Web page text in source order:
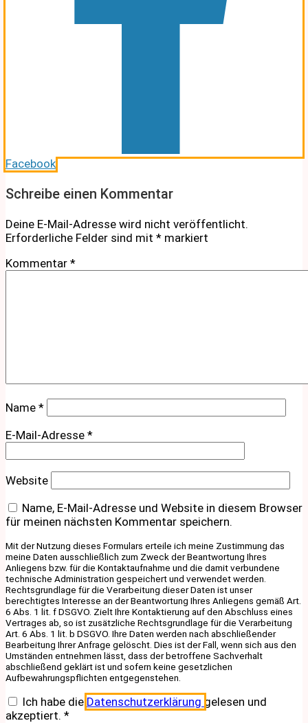
Facebook
Schreibe einen Kommentar
Deine E-Mail-Adresse wird nicht veröffentlicht.
Erforderliche Felder sind mit * markiert
Kommentar *
Name *
E-Mail-Adresse *
Website
Name, E-Mail-Adresse und Website in diesem Browser
für meinen nächsten Kommentar speichern.
Mit der Nutzung dieses Formulars erteile ich meine Zustimmung das
meine Daten ausschließlich zum Zweck der Beantwortung Ihres
Anliegens bzw. für die Kontaktaufnahme und die damit verbundene
technische Administration gespeichert und verwendet werden.
Rechtsgrundlage für die Verarbeitung dieser Daten ist unser
berechtigtes Interesse an der Beantwortung Ihres Anliegens gemäß Art.
6 Abs. 1 lit. f DSGVO. Zielt Ihre Kontaktierung auf den Abschluss eines
Vertrages ab, so ist zusätzliche Rechtsgrundlage für die Verarbeitung
Art. 6 Abs. 1 lit. b DSGVO. Ihre Daten werden nach abschließender
Bearbeitung Ihrer Anfrage gelöscht. Dies ist der Fall, wenn sich aus den
Umständen entnehmen lässt, dass der betroffene Sachverhalt
abschließend geklärt ist und sofern keine gesetzlichen
Aufbewahrungspflichten entgegenstehen.
Ich habe die Datenschutzerklärung gelesen und
akzeptiert. *